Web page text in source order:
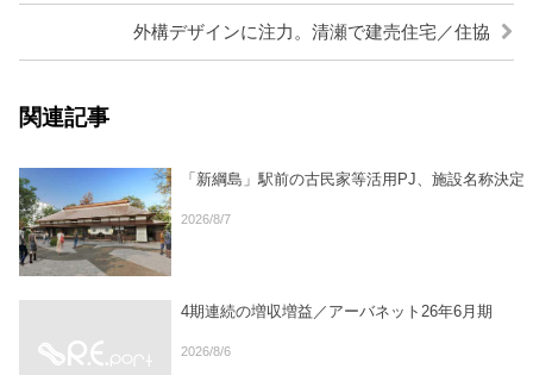
外構デザインに注力。清瀬で建売住宅／住協
関連記事
「新綱島」駅前の古民家等活用PJ、施設名称決定
2026/8/7
4期連続の増収増益／アーバネット26年6月期
2026/8/6